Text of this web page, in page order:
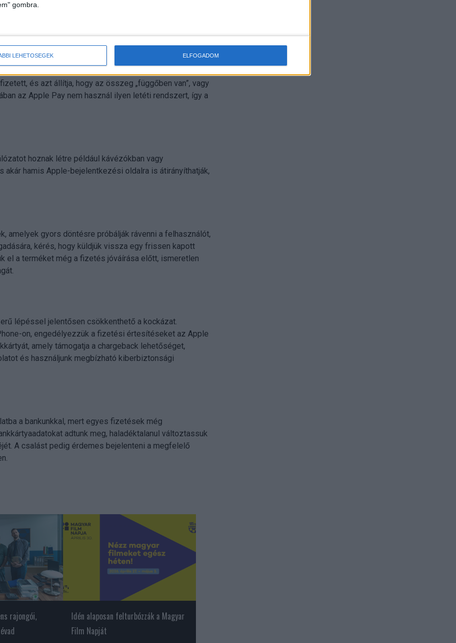
gombra.
LEHETŐSÉGEK ELFOGADOM
a küldő arra kéri, hogy utalja vissza egy másik módon,
Később a bank visszavonja az eredeti tranzakciót, így
és azt állítja, hogy az összeg „függőben van”, vagy
az Apple Pay nem használ ilyen letéti rendszert, így a
hoznak létre például kávézókban vagy
hamis Apple-bejelentkezési oldalra is átirányíthatják,
amelyek gyors döntésre próbálják rávenni a felhasználót,
kérés, hogy küldjük vissza egy frissen kapott
a terméket még a fizetés jóváírása előtt, ismeretlen
lépéssel jelentősen csökkenthető a kockázat.
on, engedélyezzük a fizetési értesítéseket az Apple
amely támogatja a chargeback lehetőséget,
és használjunk megbízható kiberbiztonsági
a bankunkkal, mert egyes fizetések még
adtunk meg, haladéktalanul változtassuk
A csalást pedig érdemes bejelenteni a megfelelő
rajongói,
Idén alaposan felturbózzák a Magyar
Film Napját